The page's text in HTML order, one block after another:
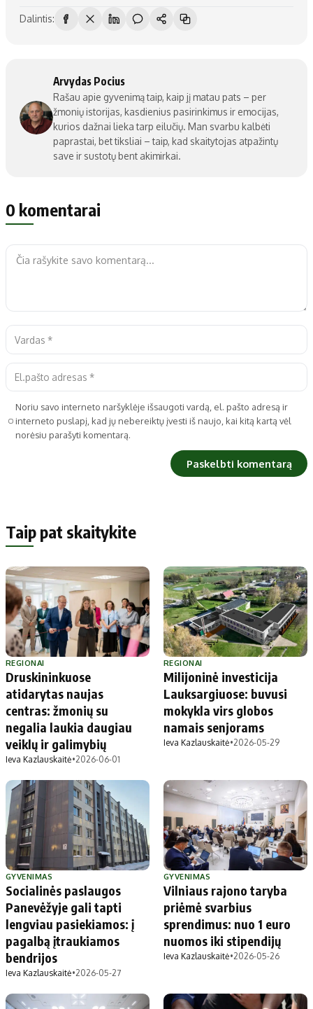
Dalintis:
Arvydas Pocius
Rašau apie gyvenimą taip, kaip jį matau pats – per
žmonių istorijas, kasdienius pasirinkimus ir emocijas,
kurios dažnai lieka tarp eilučių. Man svarbu kalbėti
paprastai, bet tiksliai – taip, kad skaitytojas atpažintų
save ir sustotų bent akimirkai.
0 komentarai
Noriu savo interneto naršyklėje išsaugoti vardą, el. pašto adresą ir
interneto puslapį, kad jų nebereiktų įvesti iš naujo, kai kitą kartą vėl
norėsiu parašyti komentarą.
Taip pat skaitykite
REGIONAI
Druskininkuose
atidarytas naujas
centras: žmonių su
negalia laukia daugiau
veiklų ir galimybių
Ieva Kazlauskaitė•2026-06-01
REGIONAI
Milijoninė investicija
Lauksargiuose: buvusi
mokykla virs globos
namais senjorams
Ieva Kazlauskaitė•2026-05-29
GYVENIMAS
Socialinės paslaugos
Panevėžyje gali tapti
lengviau pasiekiamos: į
pagalbą įtraukiamos
bendrijos
Ieva Kazlauskaitė•2026-05-27
GYVENIMAS
Vilniaus rajono taryba
priėmė svarbius
sprendimus: nuo 1 euro
nuomos iki stipendijų
Ieva Kazlauskaitė•2026-05-26